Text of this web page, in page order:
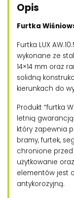
Opis
Furtka
Furtka LUX
wykonane ze
14×14 mm oraz
solidną
kierunkach do
Produkt “furtka
letnią
który zapewnia
bramy, furtek,
chronione przed
użytkowanie
elementów jest
antykorozyjną.